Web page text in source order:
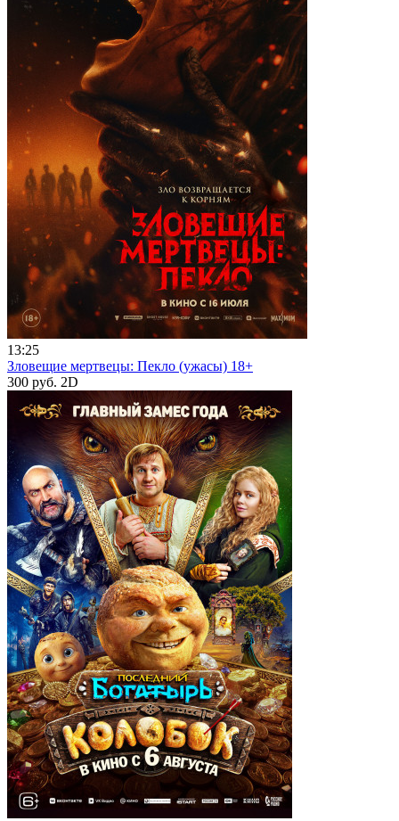
13:25
Зловещие мертвецы: Пекло (ужасы) 18+
300 руб. 2D